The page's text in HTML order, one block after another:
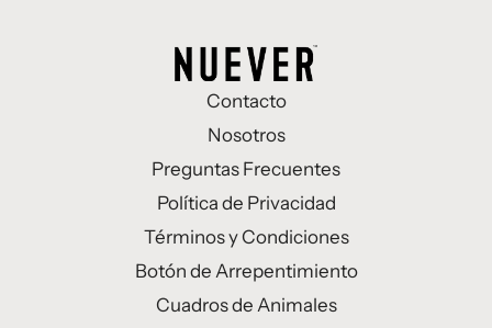
Contacto
Nosotros
Preguntas Frecuentes
Política de Privacidad
Términos y Condiciones
Botón de Arrepentimiento
Cuadros de Animales